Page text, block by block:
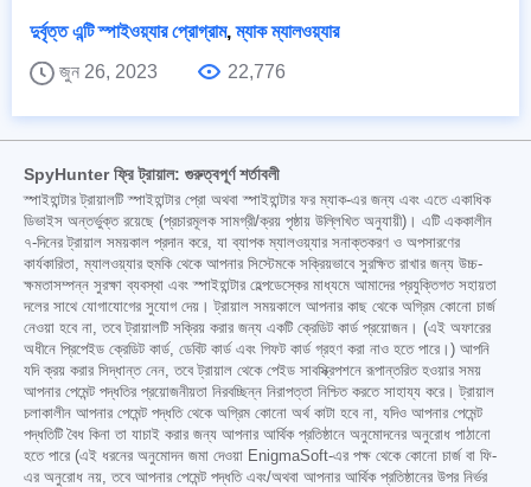
দুর্বৃত্ত এন্টি স্পাইওয়্যার প্রোগ্রাম,ম্যাক ম্যালওয়্যার
জুন 26, 2023
22,776
SpyHunter ফ্রি ট্রায়াল: গুরুত্বপূর্ণ শর্তাবলী
স্পাইহান্টার ট্রায়ালটি স্পাইহান্টার প্রো অথবা স্পাইহান্টার ফর ম্যাক-এর জন্য এবং এতে একাধিক
ডিভাইস অন্তর্ভুক্ত রয়েছে (প্রচারমূলক সামগ্রী/ক্রয় পৃষ্ঠায় উল্লিখিত অনুযায়ী)। এটি এককালীন
৭-দিনের ট্রায়াল সময়কাল প্রদান করে, যা ব্যাপক ম্যালওয়্যার সনাক্তকরণ ও অপসারণের
কার্যকারিতা, ম্যালওয়্যার হুমকি থেকে আপনার সিস্টেমকে সক্রিয়ভাবে সুরক্ষিত রাখার জন্য উচ্চ-
ক্ষমতাসম্পন্ন সুরক্ষা ব্যবস্থা এবং স্পাইহান্টার হেল্পডেস্কের মাধ্যমে আমাদের প্রযুক্তিগত সহায়তা
দলের সাথে যোগাযোগের সুযোগ দেয়। ট্রায়াল সময়কালে আপনার কাছ থেকে অগ্রিম কোনো চার্জ
নেওয়া হবে না, তবে ট্রায়ালটি সক্রিয় করার জন্য একটি ক্রেডিট কার্ড প্রয়োজন। (এই অফারের
অধীনে প্রিপেইড ক্রেডিট কার্ড, ডেবিট কার্ড এবং গিফট কার্ড গ্রহণ করা নাও হতে পারে।) আপনি
যদি ক্রয় করার সিদ্ধান্ত নেন, তবে ট্রায়াল থেকে পেইড সাবস্ক্রিপশনে রূপান্তরিত হওয়ার সময়
আপনার পেমেন্ট পদ্ধতির প্রয়োজনীয়তা নিরবচ্ছিন্ন নিরাপত্তা নিশ্চিত করতে সাহায্য করে। ট্রায়াল
চলাকালীন আপনার পেমেন্ট পদ্ধতি থেকে অগ্রিম কোনো অর্থ কাটা হবে না, যদিও আপনার পেমেন্ট
পদ্ধতিটি বৈধ কিনা তা যাচাই করার জন্য আপনার আর্থিক প্রতিষ্ঠানে অনুমোদনের অনুরোধ পাঠানো
হতে পারে (এই ধরনের অনুমোদন জমা দেওয়া EnigmaSoft-এর পক্ষ থেকে কোনো চার্জ বা ফি-
এর অনুরোধ নয়, তবে আপনার পেমেন্ট পদ্ধতি এবং/অথবা আপনার আর্থিক প্রতিষ্ঠানের উপর নির্ভর